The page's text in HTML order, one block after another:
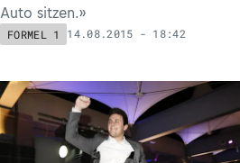
Auto sitzen.»
FORMEL 1 14.08.2015 - 18:42